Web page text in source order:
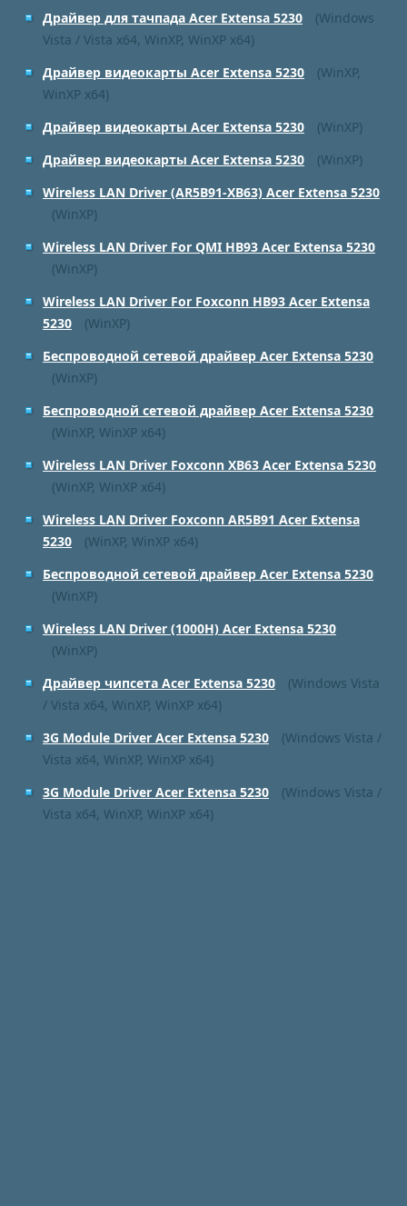
Драйвер для тачпада Acer Extensa 5230
(Windows
Vista / Vista x64, WinXP, WinXP x64)
Драйвер видеокарты Acer Extensa 5230
(WinXP,
WinXP x64)
Драйвер видеокарты Acer Extensa 5230
(WinXP)
Драйвер видеокарты Acer Extensa 5230
(WinXP)
Wireless LAN Driver (AR5B91-XB63) Acer Extensa 5230
(WinXP)
Wireless LAN Driver For QMI HB93 Acer Extensa 5230
(WinXP)
Wireless LAN Driver For Foxconn HB93 Acer Extensa
5230
(WinXP)
Беспроводной сетевой драйвер Acer Extensa 5230
(WinXP)
Беспроводной сетевой драйвер Acer Extensa 5230
(WinXP, WinXP x64)
Wireless LAN Driver Foxconn XB63 Acer Extensa 5230
(WinXP, WinXP x64)
Wireless LAN Driver Foxconn AR5B91 Acer Extensa
5230
(WinXP, WinXP x64)
Беспроводной сетевой драйвер Acer Extensa 5230
(WinXP)
Wireless LAN Driver (1000H) Acer Extensa 5230
(WinXP)
Драйвер чипсета Acer Extensa 5230
(Windows Vista
/ Vista x64, WinXP, WinXP x64)
3G Module Driver Acer Extensa 5230
(Windows Vista /
Vista x64, WinXP, WinXP x64)
3G Module Driver Acer Extensa 5230
(Windows Vista /
Vista x64, WinXP, WinXP x64)